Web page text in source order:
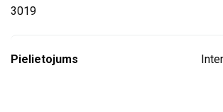
3019
Pielietojums